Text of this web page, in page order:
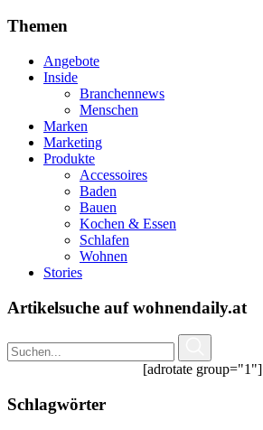
Themen
Angebote
Inside
Branchennews
Menschen
Marken
Marketing
Produkte
Accessoires
Baden
Bauen
Kochen & Essen
Schlafen
Wohnen
Stories
Artikelsuche auf wohnendaily.at
[adrotate group="1"]
Schlagwörter